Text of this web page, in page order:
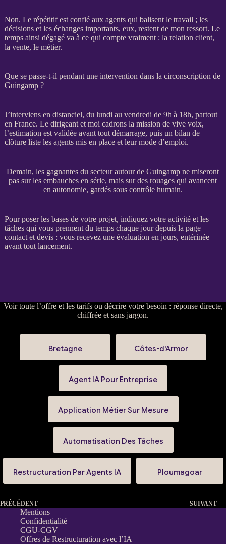
Non. Le répétitif est confié aux agentsqui balisent le travail ; les
décisions et les échanges importants, eux, restent de mon ressort. Le
temps ainsi dégagé va à ce qui compte vraiment : la relation client,
la vente, le métier.
Que se passe-t-il pendant une intervention dans la circonscription de
Guingamp ?
J’interviens en distanciel, du lundi au vendredi de 9h à 18h, partout
en France. Le dirigeant et moi cadrons la mission de vive voix,
l’estimation est validée avant tout démarrage, puis un bilan de
clôture liste les agentsmis en place et leur mode d’emploi.
Demain, les gagnantes du secteur autour de Guingamp ne miseront
pas sur les embauches en série, mais sur des rouages qui avancent
en autonomie, gardés sous contrôle humain.
Pour poser les bases de votre projet, indiquez votre activité et les
tâches qui vous prennent du temps chaque jour depuis la page
contact et devis: vous recevez une évaluation en jours, entérinée
avant tout lancement.
Voirtoute l’offre et les tarifsou décrire votre besoin : réponse directe,
chiffrée et sans jargon.
Bretagne Côtes-d'Armor
Agent IA Pour Entreprise
Application Métier Sur Mesure
Automatisation Des Tâches
Restructuration Par Agents IA Ploumagoar
PRÉCÉDENT SUIVANT
Mentions
Confidentialité
CGU-CGV
Offres de Restructuration avec l’IA